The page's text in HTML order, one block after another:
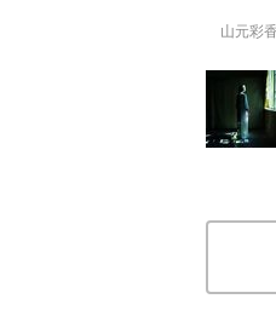
山元彩